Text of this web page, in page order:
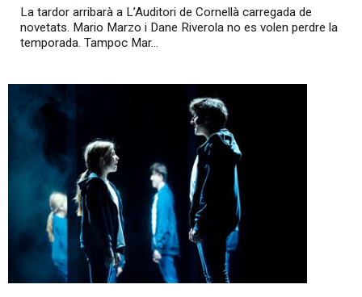
La tardor arribarà a L’Auditori de Cornellà carregada de
novetats. Mario Marzo i Dane Riverola no es volen perdre la
temporada. Tampoc Mar...